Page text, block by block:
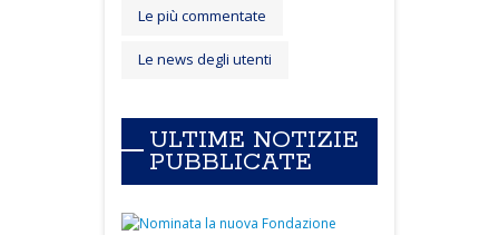
Le più commentate
Le news degli utenti
ULTIME NOTIZIE
PUBBLICATE